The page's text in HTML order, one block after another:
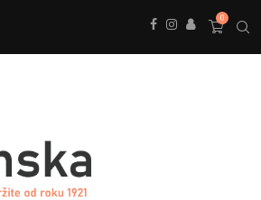
0